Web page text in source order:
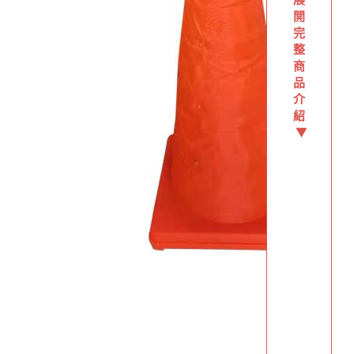
開
完
整
商
品
介
紹
▼